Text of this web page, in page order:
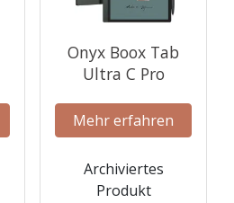
Onyx Boox Tab
Ultra C Pro
Mehr erfahren
Archiviertes
Produkt